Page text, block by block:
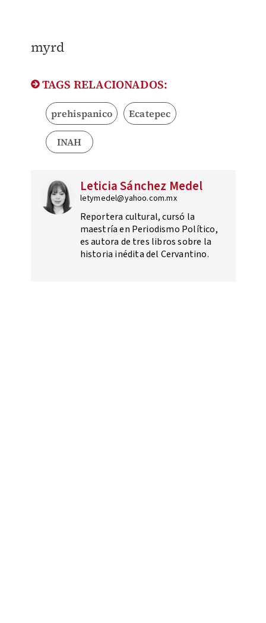
​myrd
TAGS RELACIONADOS:
prehispanico Ecatepec
INAH
Leticia Sánchez Medel
letymedel@yahoo.com.mx
Reportera cultural, cursó la
maestría en Periodismo Político,
es autora de tres libros sobre la
historia inédita del Cervantino.